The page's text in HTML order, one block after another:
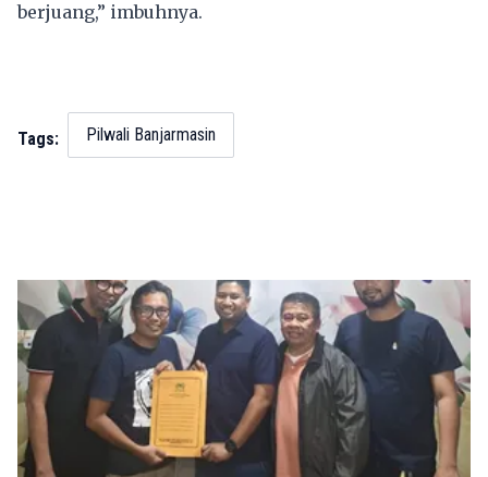
berjuang,” imbuhnya.
Tags: Pilwali Banjarmasin